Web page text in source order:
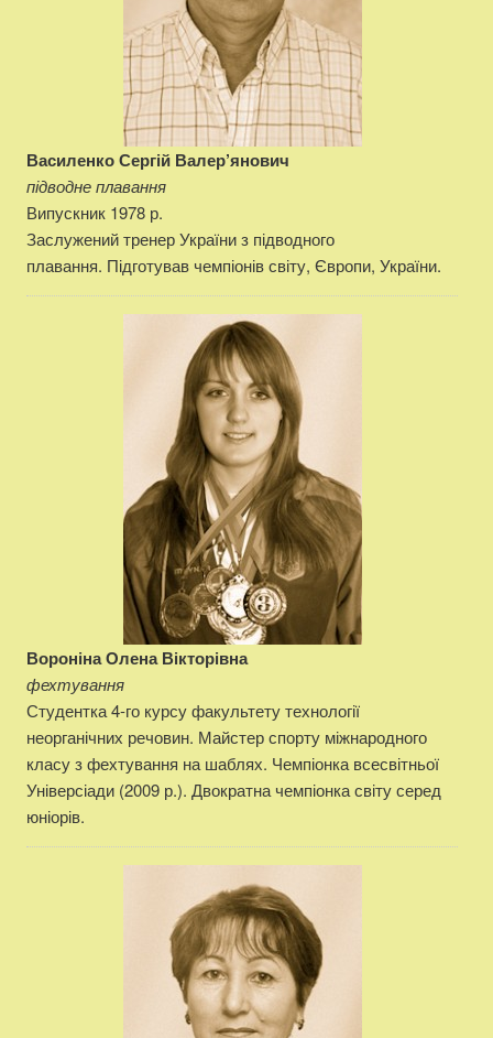
Василенко Сергій Валер’янович
підводне плавання
Випускник 1978 р.
Заслужений тренер України з підводного
плавання. Підготував чемпіонів світу, Європи, України.
Вороніна Олена Вікторівна
фехтування
Студентка 4-го курсу факультету технології
неорганічних речовин. Майстер спорту міжнародного
класу з фехтування на шаблях. Чемпіонка всесвітньої
Універсіади (2009 р.). Двократна чемпіонка світу серед
юніорів.